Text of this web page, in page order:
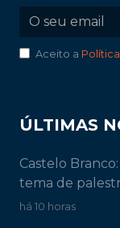
Aceito a
ÚLTIMAS
Castelo
tema de
há 10 horas